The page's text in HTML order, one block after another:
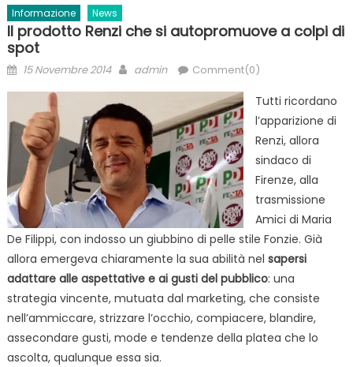
Informazione News
Il prodotto Renzi che si autopromuove a colpi di
spot
Posted
15 Novembre 2014 Author
admin Comment(0)
Tutti ricordano
l’apparizione di
Renzi, allora
sindaco di
Firenze, alla
trasmissione
Amici di Maria
De Filippi, con indosso un giubbino di pelle stile Fonzie. Già
allora emergeva chiaramente la sua abilità nel sapersi
adattare alle aspettative e ai gusti del pubblico: una
strategia vincente, mutuata dal marketing, che consiste
nell’ammiccare, strizzare l’occhio, compiacere, blandire,
assecondare gusti, mode e tendenze della platea che lo
ascolta, qualunque essa sia.